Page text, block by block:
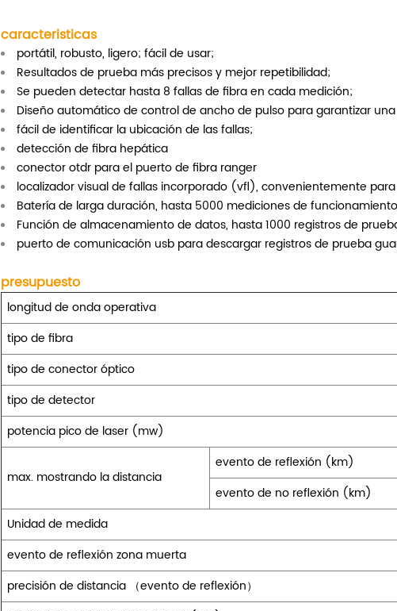
caracteristicas
portátil, robusto, ligero; fácil de usar;
Resultados de prueba más precisos y mejor repetibilidad;
Se pueden detectar hasta 8 fallas de fibra en cada medición;
Diseño automático de control de ancho de pulso para garantizar
fácil de identificar la ubicación de las fallas;
detección de fibra hepática
conector otdr para el puerto de fibra ranger
localizador visual de fallas incorporado (vfl), convenientemente
Batería de larga duración, hasta 5000 mediciones de
Función de almacenamiento de datos, hasta 1000 registros de
puerto de comunicación usb para descargar registros de prueba
presupuesto
longitud de onda operativa
tipo de fibra
tipo de conector óptico
tipo de detector
potencia pico de laser (mw)
max. mostrando la distancia
evento de reflexión (km)
evento de no reflexión (km)
Unidad de medida
evento de reflexión zona muerta
precisión de distancia （evento de reflexión）